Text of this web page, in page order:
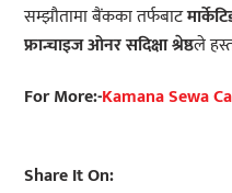
सम्झौतामा बैंकका तर्फबाट
फ्रान्चाइज ओनर सदिक्षा श्रेष्ठले
For More:-Kamana Sewa
Share It On: